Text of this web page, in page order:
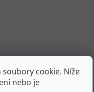
cookie. Níže
nebo je